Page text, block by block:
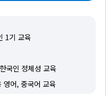
1기 교육
한국인 정체성 교육
영어, 중국어 교육